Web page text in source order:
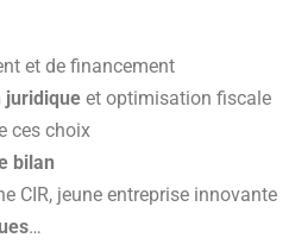
et de financement
juridique et optimisation fiscale
ces choix
bilan
CIR, jeune entreprise innovante
…